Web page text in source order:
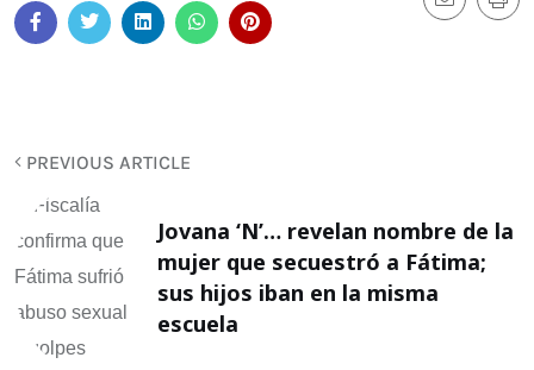
PREVIOUS ARTICLE
Jovana ‘N’… revelan nombre de la
mujer que secuestró a Fátima;
sus hijos iban en la misma
escuela